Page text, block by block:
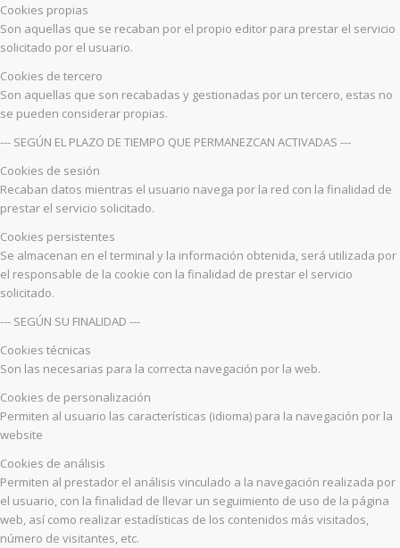
Cookies propias
Son aquellas que se recaban por el propio editor para prestar el servicio
solicitado por el usuario.
Cookies de tercero
Son aquellas que son recabadas y gestionadas por un tercero, estas no
se pueden considerar propias.
--- SEGÚN EL PLAZO DE TIEMPO QUE PERMANEZCAN ACTIVADAS ---
Cookies de sesión
Recaban datos mientras el usuario navega por la red con la finalidad de
prestar el servicio solicitado.
Cookies persistentes
Se almacenan en el terminal y la información obtenida, será utilizada por
el responsable de la cookie con la finalidad de prestar el servicio
solicitado.
--- SEGÚN SU FINALIDAD ---
Cookies técnicas
Son las necesarias para la correcta navegación por la web.
Cookies de personalización
Permiten al usuario las características (idioma) para la navegación por la
website
Cookies de análisis
Permiten al prestador el análisis vinculado a la navegación realizada por
el usuario, con la finalidad de llevar un seguimiento de uso de la página
web, así como realizar estadísticas de los contenidos más visitados,
número de visitantes, etc.